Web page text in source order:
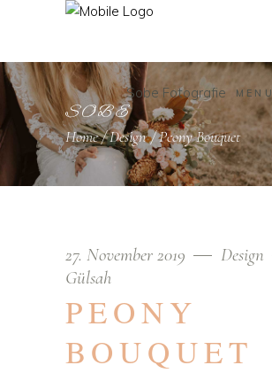
Sobe Fotografie MENU
SOBE
Home/Design/Peony Bouquet
27. November 2019
Design
Gülsah
PEONY
BOUQUET